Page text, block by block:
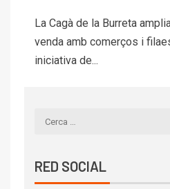
La Cagà de la Burreta
venda amb comerços i
iniciativa de...
RED SOCIAL